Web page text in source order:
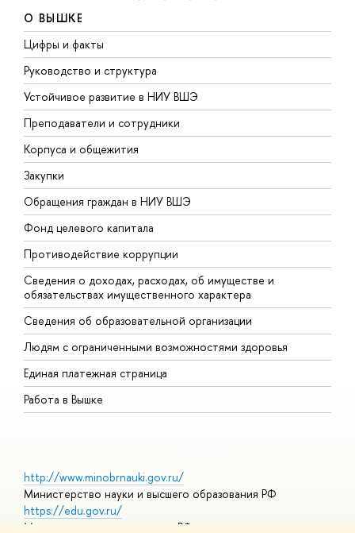
О ВЫШКЕ
Цифры и факты
Руководство и структура
Устойчивое развитие в НИУ ВШЭ
Преподаватели и сотрудники
Корпуса и общежития
Закупки
Обращения граждан в НИУ ВШЭ
Фонд целевого капитала
Противодействие коррупции
Сведения о доходах, расходах, об имуществе и
обязательствах имущественного характера
Сведения об образовательной организации
Людям с ограниченными возможностями здоровья
Единая платежная страница
Работа в Вышке
http://www.minobrnauki.gov.ru/
Министерство науки и высшего образования РФ
https://edu.gov.ru/
Министерство просвещения РФ